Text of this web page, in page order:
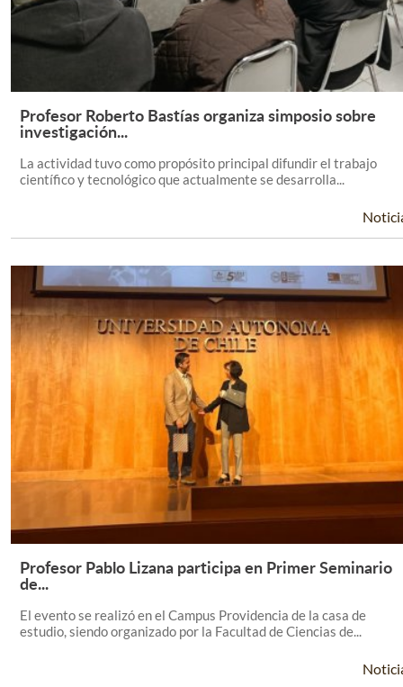
Leer Más +
Profesor Roberto Bastías organiza simposio sobre
investigación...
La actividad tuvo como propósito principal difundir el trabajo
científico y tecnológico que actualmente se desarrolla...
Leer Más +
Profesor Pablo Lizana participa en Primer Seminario
de...
El evento se realizó en el Campus Providencia de la casa de
estudio, siendo organizado por la Facultad de Ciencias de...